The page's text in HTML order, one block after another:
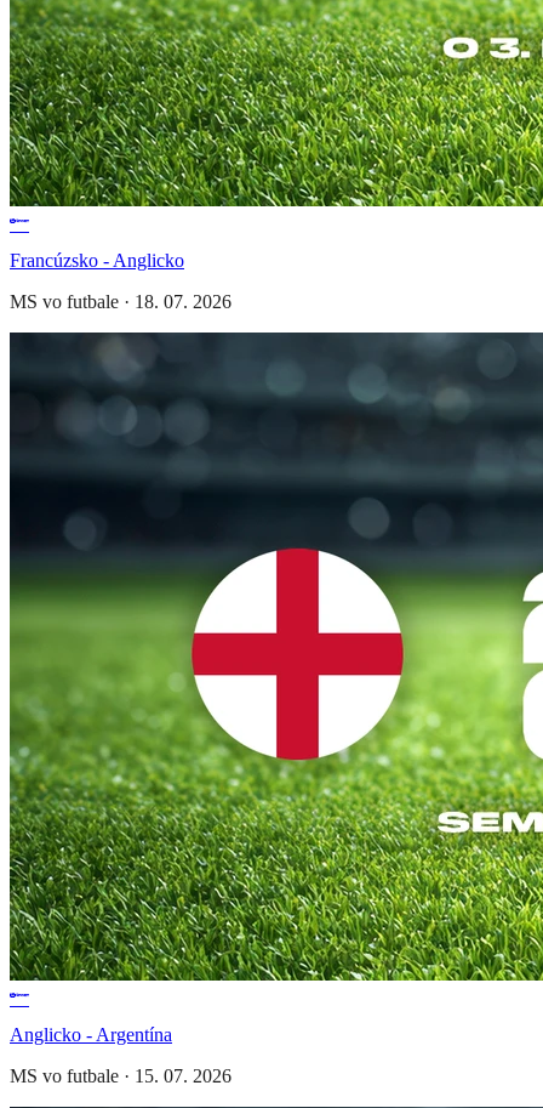
Francúzsko - Anglicko
MS vo futbale · 18. 07. 2026
Anglicko - Argentína
MS vo futbale · 15. 07. 2026